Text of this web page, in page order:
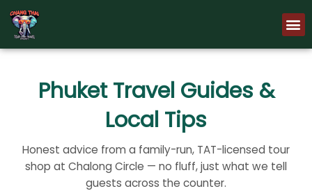
Skip
content
Phuket Travel Guides &
Local Tips
Honest advice from a family-run, TAT-licensed tour
shop at Chalong Circle — no fluff, just what we tell
guests across the counter.